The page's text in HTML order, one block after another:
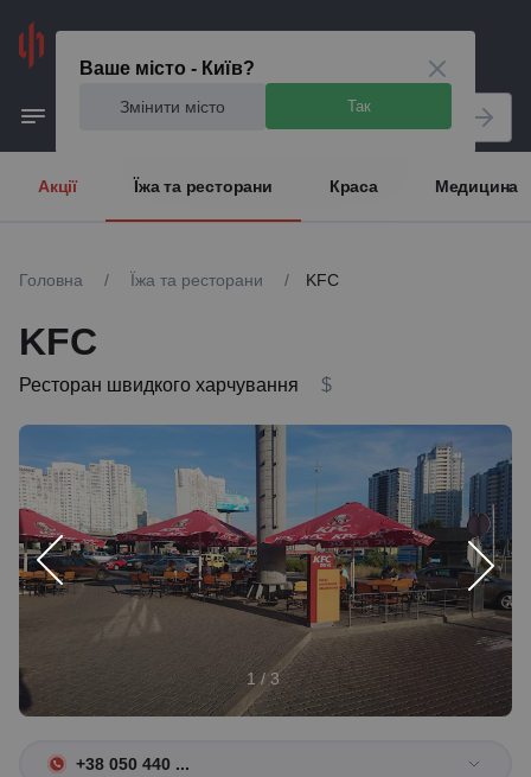
Ваше місто - Київ?
Змінити місто Так
Акції Їжа та ресторани Краса Медицина
Головна / Їжа та ресторани / KFC
KFC
Ресторан швидкого харчування $
1 / 3
+38 050 440 ...